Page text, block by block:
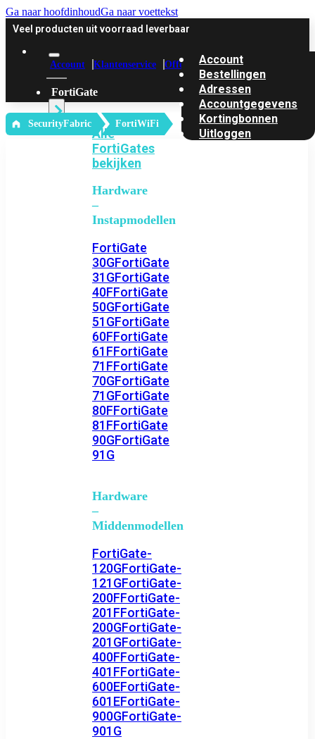
Ga naar hoofdinhoudGa naar voettekst
Veel producten uit voorraad leverbaar
Account Klantenservice Offerte
FortiGate
Alle
FortiGates
bekijken
Hardware
–
Instapmodellen
FortiGate
30GFortiGate
31GFortiGate
40FFortiGate
50GFortiGate
51GFortiGate
60FFortiGate
61FFortiGate
71FFortiGate
70GFortiGate
71GFortiGate
80FFortiGate
81FFortiGate
90GFortiGate
91G
Hardware
–
Middenmodellen
FortiGate-
120GFortiGate-
121GFortiGate-
200FFortiGate-
201FFortiGate-
200GFortiGate-
201GFortiGate-
400FFortiGate-
401FFortiGate-
600EFortiGate-
601EFortiGate-
900GFortiGate-
901G
Account
Bestellingen
Adressen
Accountgegevens
Kortingbonnen
Uitloggen
‎ SecurityFabric FortiWiFi